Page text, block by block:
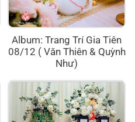
Album: Trang Trí Gia Tiên
08/12 ( Văn Thiên & Quỳnh
Như)